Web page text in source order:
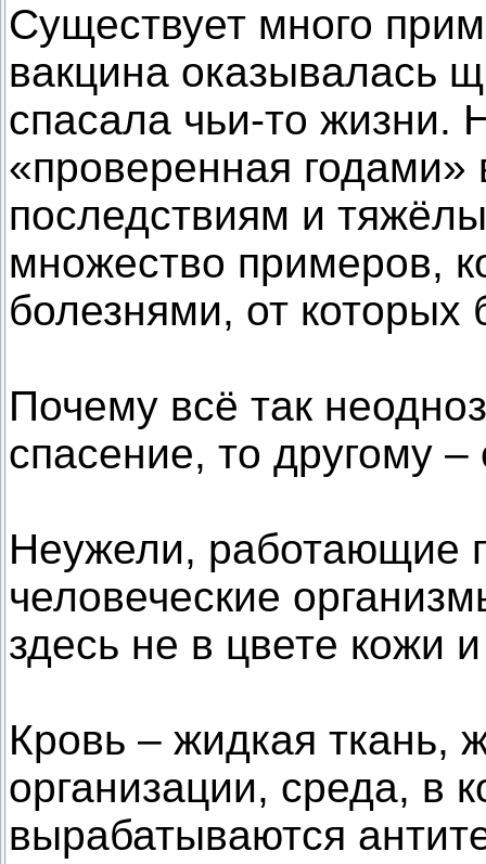
Существует много
вакцина оказывалась
спасала чьи-то жизни.
«проверенная
последствиям и
множество примеров,
болезнями, от
Почему всё так
спасение, то другому –
Неужели, работающие
человеческие
здесь не в цвете кожи
Кровь – жидкая ткань,
организации, среда, в
вырабатываются